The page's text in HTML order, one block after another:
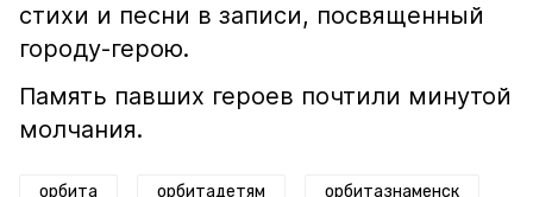
стихи и песни в записи, посвященный
городу-герою.
Память павших героев почтили минутой
молчания.
орбита орбитадетям орбитазнаменск